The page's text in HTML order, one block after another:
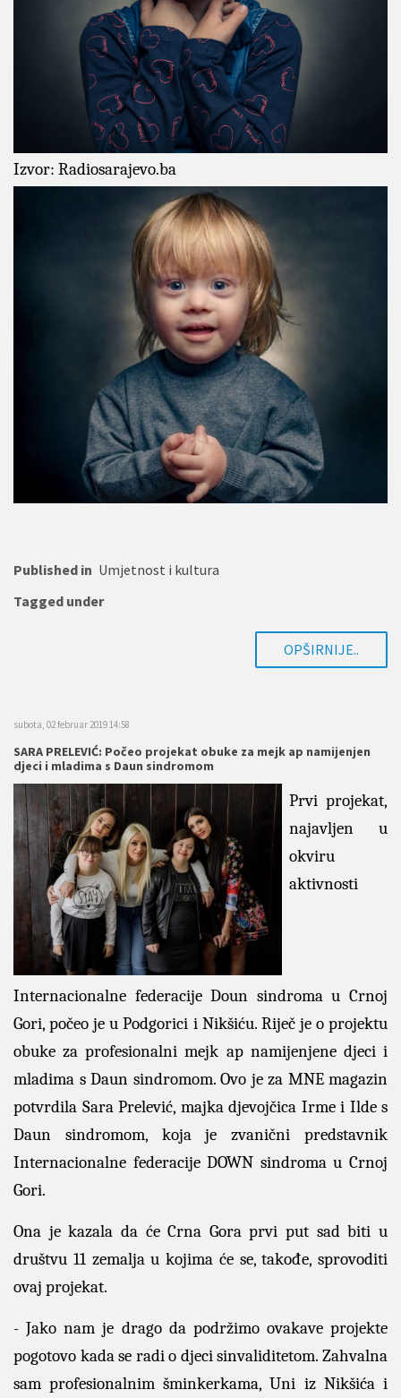
Izvor: Radiosarajevo.ba
Published in Umjetnost i kultura
Tagged under
OPŠIRNIJE..
subota, 02 februar 2019 14:58
SARA PRELEVIĆ: Počeo projekat obuke za mejk ap namijenjen
djeci i mladima s Daun sindromom
Prvi projekat,
najavljen u
okviru
aktivnosti
Internacionalne federacije Doun sindroma u Crnoj
Gori, počeo je u Podgorici i Nikšiću. Riječ je o projektu
obuke za profesionalni mejk ap namijenjene djeci i
mladima s Daun sindromom. Ovo je za MNE magazin
potvrdila Sara Prelević, majka djevojčica Irme i Ilde s
Daun sindromom, koja je zvanični predstavnik
Internacionalne federacije DOWN sindroma u Crnoj
Gori.
Ona je kazala da će Crna Gora prvi put sad biti u
društvu 11 zemalja u kojima će se, takođe, sprovoditi
ovaj projekat.
- Jako nam je drago da podržimo ovakave projekte
pogotovo kada se radi o djeci sinvaliditetom. Zahvalna
sam profesionalnim šminkerkama, Uni iz Nikšića i